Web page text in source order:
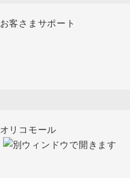
お客さまサポート
オリコモール